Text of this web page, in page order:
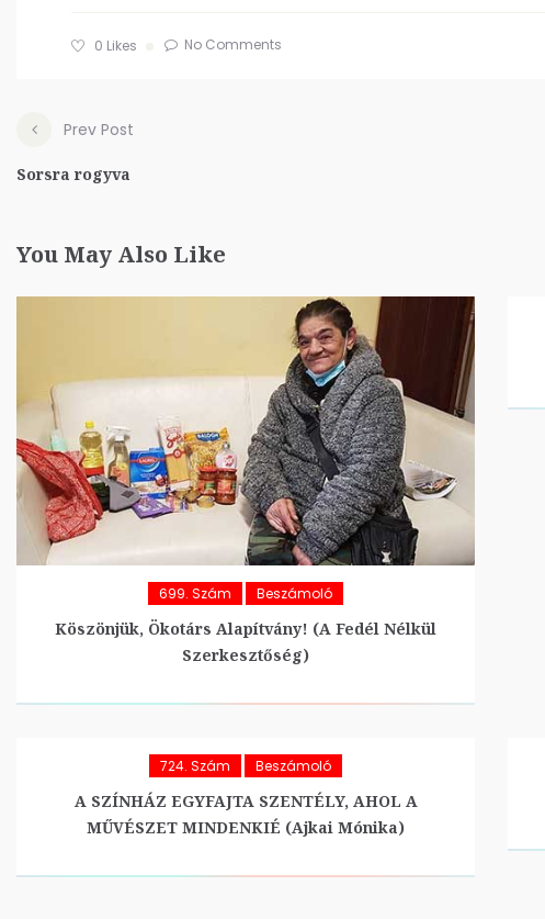
0 Likes No Comments
Prev Post
Sorsra rogyva
You May Also Like
699. Szám Beszámoló
Köszönjük, Ökotárs Alapítvány! (A Fedél Nélkül
Szerkesztőség)
724. Szám Beszámoló
A SZÍNHÁZ EGYFAJTA SZENTÉLY, AHOL A
MŰVÉSZET MINDENKIÉ (Ajkai Mónika)